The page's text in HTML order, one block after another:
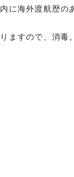
に海外渡航歴の
ますので、消毒